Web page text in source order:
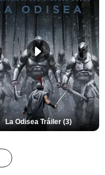
La Odisea Tráiler (3)